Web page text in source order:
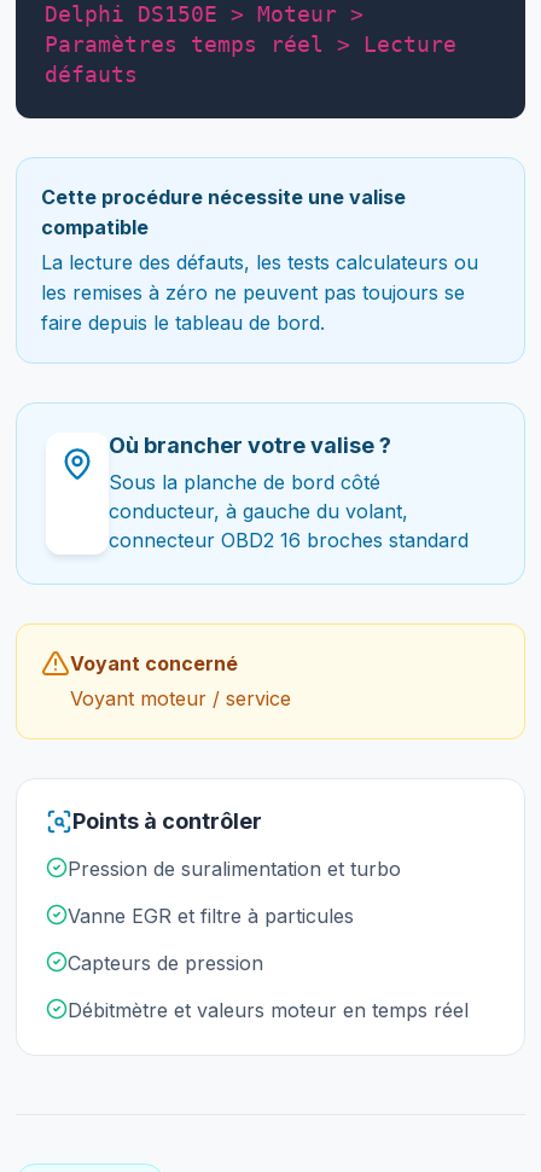
Delphi DS150E > Moteur >
Paramètres temps réel > Lecture
défauts
Cette procédure nécessite une valise
compatible
La lecture des défauts, les tests calculateurs ou
les remises à zéro ne peuvent pas toujours se
faire depuis le tableau de bord.
Où brancher votre valise ?
Sous la planche de bord côté
conducteur, à gauche du volant,
connecteur OBD2 16 broches standard
Voyant concerné
Voyant moteur / service
Points à contrôler
Pression de suralimentation et turbo
Vanne EGR et filtre à particules
Capteurs de pression
Débitmètre et valeurs moteur en temps réel